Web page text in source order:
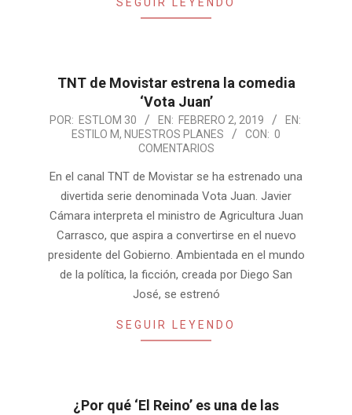
TNT de Movistar estrena la comedia
‘Vota Juan’
2019-
POR: ESTLOM 30 EN: FEBRERO 2, 2019
EN:
ESTILO M, NUESTROS PLANES CON: 0
COMENTARIOS
En el canal TNT de Movistar se ha estrenado una
divertida serie denominada Vota Juan. Javier
Cámara interpreta el ministro de Agricultura Juan
Carrasco, que aspira a convertirse en el nuevo
presidente del Gobierno. Ambientada en el mundo
de la política, la ficción, creada por Diego San
José, se estrenó
SEGUIR LEYENDO
¿Por qué ‘El Reino’ es una de las